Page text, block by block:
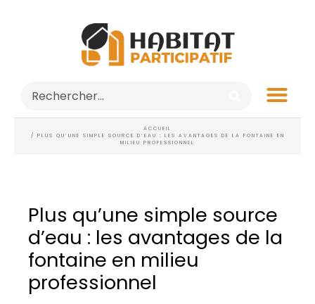
ACCUEIL
/ PLUS QU’UNE SIMPLE SOURCE D’EAU : LES AVANTAGES DE LA FONTAINE EN
MILIEU PROFESSIONNEL
Plus qu’une simple source
d’eau : les avantages de la
fontaine en milieu
professionnel